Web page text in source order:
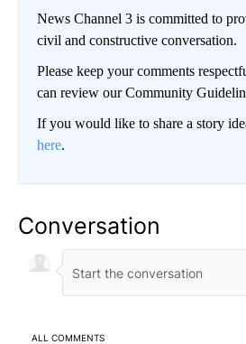
News Channel 3 is committed to
civil and constructive conversation.
Please keep your comments
can review our Community
If you would like to share a story
here.
Conversation
ALL COMMENTS